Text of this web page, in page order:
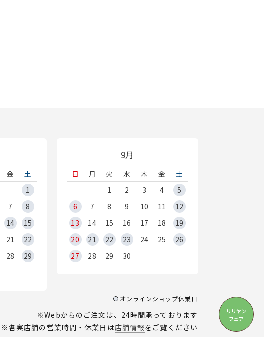
リリヤン
フェア
金
土
1
7
8
14
15
21
22
28
29
9月
日 月 火 水 木 金
土
1
2 3 4
5
6
7 8 9 10 11
12
13
14 15 16 17 18
19
20
21 22 23 24 25
26
27
28 29 30
オンラインショップ休業日
※Webからのご注文は、24時間承っております
※各実店舗の営業時間・休業日は店舗情報をご覧ください